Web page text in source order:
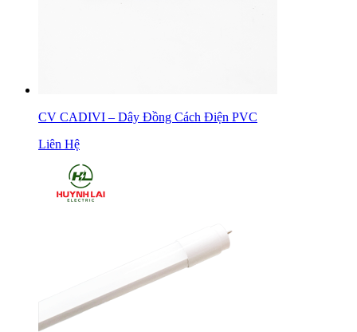
CV CADIVI – Dây Đồng Cách Điện PVC
Liên Hệ